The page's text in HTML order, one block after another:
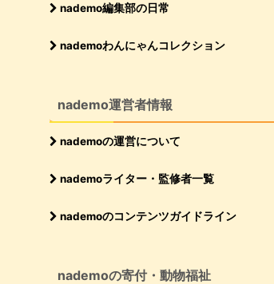
nademo編集部の日常
nademoわんにゃんコレクション
nademo運営者情報
nademoの運営について
nademoライター・監修者一覧
nademoのコンテンツガイドライン
nademoの寄付・動物福祉